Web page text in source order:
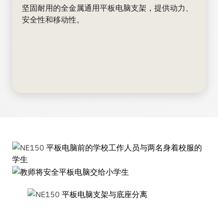
坚固耐用的全金属通用平板电脑支架，提供动力、
安全性和移动性。